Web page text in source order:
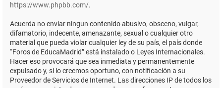
https://www.phpbb.com/.
Acuerda no enviar ningun contenido abusivo, obsceno, vulgar,
difamatorio, indecente, amenazante, sexual o cualquier otro
material que pueda violar cualquier ley de su país, el país donde
“Foros de EducaMadrid” está instalado o Leyes Internacionales.
Hacer eso provocará que sea inmediata y permanentemente
expulsado y, si lo creemos oportuno, con notificación a su
Proveedor de Servicios de Internet. Las direcciones IP de todos los